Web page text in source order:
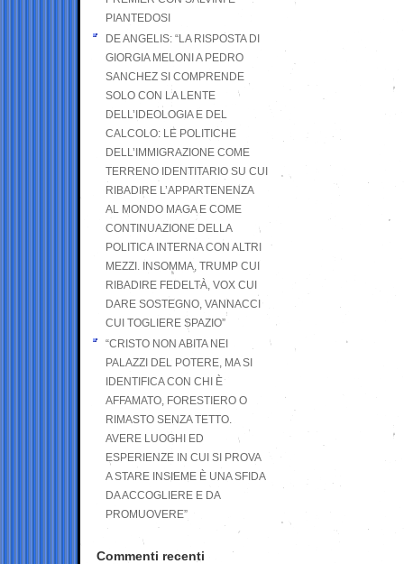
PIANTEDOSI
DE ANGELIS: “LA RISPOSTA DI
GIORGIA MELONI A PEDRO
SANCHEZ SI COMPRENDE
SOLO CON LA LENTE
DELL’IDEOLOGIA E DEL
CALCOLO: LE POLITICHE
DELL’IMMIGRAZIONE COME
TERRENO IDENTITARIO SU CUI
RIBADIRE L’APPARTENENZA
AL MONDO MAGA E COME
CONTINUAZIONE DELLA
POLITICA INTERNA CON ALTRI
MEZZI. INSOMMA, TRUMP CUI
RIBADIRE FEDELTÀ, VOX CUI
DARE SOSTEGNO, VANNACCI
CUI TOGLIERE SPAZIO”
“CRISTO NON ABITA NEI
PALAZZI DEL POTERE, MA SI
IDENTIFICA CON CHI È
AFFAMATO, FORESTIERO O
RIMASTO SENZA TETTO.
AVERE LUOGHI ED
ESPERIENZE IN CUI SI PROVA
A STARE INSIEME È UNA SFIDA
DA ACCOGLIERE E DA
PROMUOVERE”
Commenti recenti